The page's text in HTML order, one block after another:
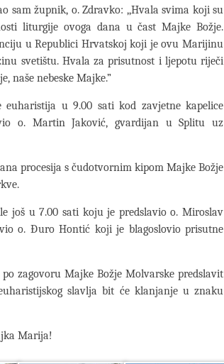
sam župnik, o. Zdravko: ,,Hvala svima koji su
liturgije ovoga dana u čast Majke Božje.
u Republici Hrvatskoj koji je ovu Marijinu
svetištu. Hvala za prisutnost i ljepotu riječi
naše nebeske Majke.”
u 9.00 sati kod zavjetne kapelice
o. Martin Jaković, gvardijan u Splitu uz
procesija s čudotvornim kipom Majke Božje
još u 7.00 sati koju je predslavio o. Miroslav
o. Đuro Hontić koji je blagoslovio prisutne
zagovoru Majke Božje Molvarske predslavit
slavlja bit će klanjanje u znaku
Marija!